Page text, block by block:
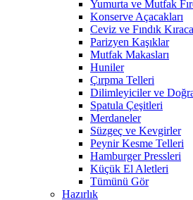
Yumurta ve Mutfak
Konserve Açacakları
Ceviz ve Fındık
Parizyen Kaşıklar
Mutfak Makasları
Huniler
Çırpma Telleri
Dilimleyiciler ve
Spatula Çeşitleri
Merdaneler
Süzgeç ve Kevgirler
Peynir Kesme Telleri
Hamburger Pressleri
Küçük El Aletleri
Tümünü Gör
Hazırlık